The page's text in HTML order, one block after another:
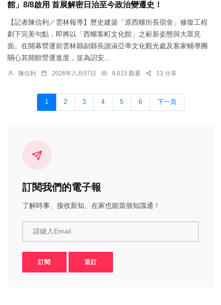
館」8/8啟用 首展解密日治至今政治變遷史！
【記者陳信利／雲林報導】歷史建築「原西螺街長宿舍」修復工程
劃下完美句點，即將以「西螺客町文化館」之嶄新姿態與大眾見
面。在開幕營運前雲林縣副縣長謝淑亞率文化觀光處及客家輔導團
關心其開館營運進度，並為詔安...
陳信利 2026年八月07日 9,615 觀看 13 分享
1 2 3 4 5 6 下一頁
訂閱我們的電子報
了解時事、接收新知、在家也能當個知識通！
請鍵入Email
訂閱 退訂